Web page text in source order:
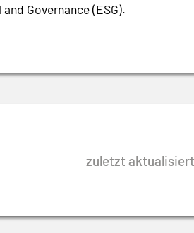
Governance (ESG).
zuletzt aktualisiert